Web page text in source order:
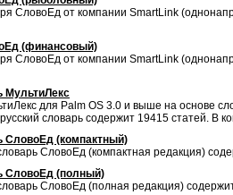
СловоЕд от компании SmartLink
(финансовый)
СловоЕд от компании SmartLink
МультиЛекс
для Palm OS 3.0 и выше на основе
словарь содержит 19415 cтатей. В
СловоЕд (компактный)
СловоЕд (компактная редакция)
СловоЕд (полный)
СловоЕд (полная редакция)